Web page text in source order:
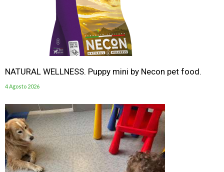
NATURAL WELLNESS. Puppy mini by Necon pet food.
4 Agosto 2026